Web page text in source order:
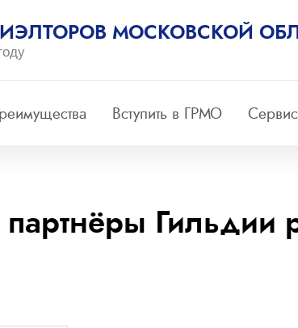
МОСКОВСКОЙ
Вступить в ГРМО
Гильдии